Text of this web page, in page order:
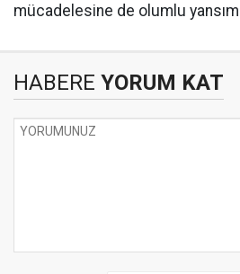
mücadelesine de olumlu
HABERE YORUM KAT